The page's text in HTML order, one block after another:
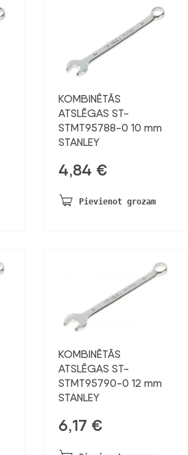
KOMBINĒTĀS
ATSLĒGAS ST-
STMT95788-0 10 mm
STANLEY
4,84 €
Pievienot grozam
KOMBINĒTĀS
ATSLĒGAS ST-
STMT95790-0 12 mm
STANLEY
6,17 €